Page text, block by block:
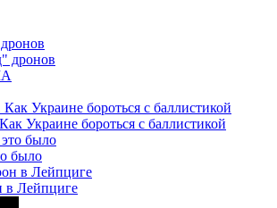
дронов
Украине бороться с баллистикой
было
в Лейпциге